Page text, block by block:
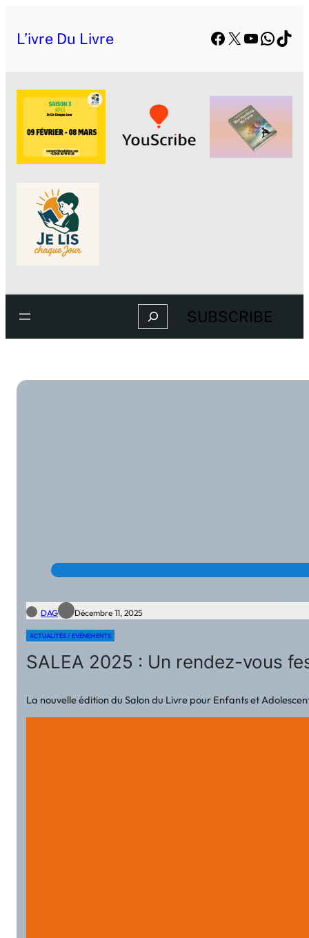
L’ivre Du Livre Facebook
X YouTube
Search SUBSCRIBE
DAG Décembre 11, 2025
ACTUALITÉS / EVÉNEMENTS
SALEA 2025 : Un rendez-vous
La nouvelle édition du Salon du Livre pour Enfants et